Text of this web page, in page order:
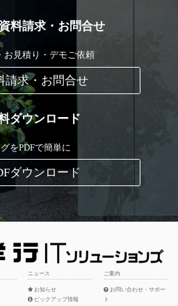
料請求・お問合せ
お見積り・デモご依頼
請求・お問合せ
ダウンロード
をPDFで簡単に
ダウンロード
ニュース
お知らせ
ピックアップ情報
ご案内
お問い合わせ・サポー
ト